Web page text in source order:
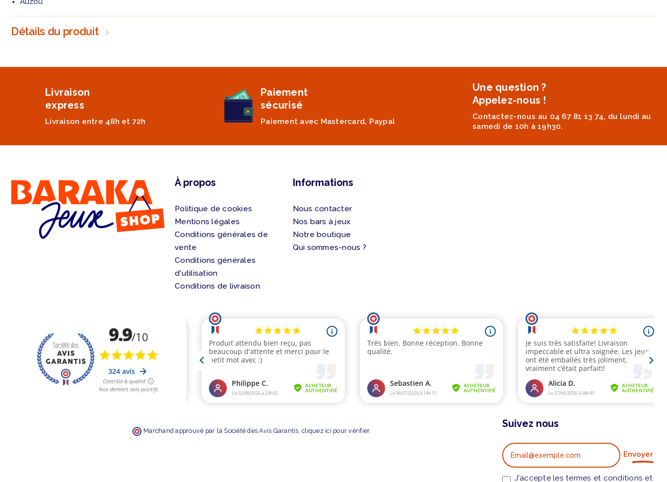
Détails du produit
Livraison
express
Livraison entre 48h et 72h
Paiement
sécurisé
Paiement avec Mastercard, Paypal
Une question ?
Appelez-nous !
Contactez-nous au 04 67 81 13 74, du lundi au
samedi de 10h à 19h30.
À propos
Politique de cookies
Mentions légales
Conditions générales de
vente
Conditions générales
d'utilisation
Conditions de livraison
Informations
Nous contacter
Nos bars à jeux
Notre boutique
Qui sommes-nous ?
Marchand approuvé par la Société des Avis Garantis, cliquez ici pour vérifier.
Suivez nous
Envoyer
J'accepte les termes et conditions et